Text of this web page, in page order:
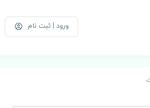
ورود | ثبت نام